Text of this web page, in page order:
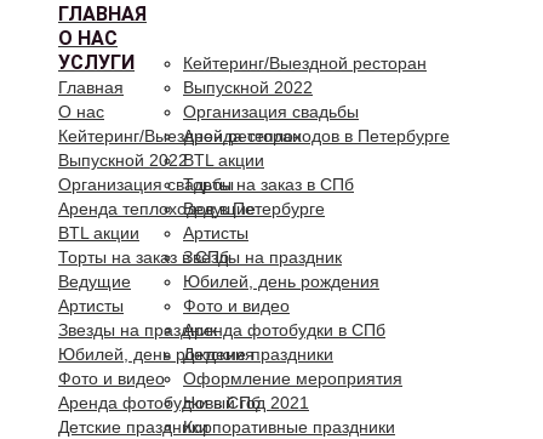
ГЛАВНАЯ
О НАС
УСЛУГИ
Кейтеринг/Выездной ресторан
Выпускной 2022
Организация свадьбы
Аренда теплоходов в Петербурге
BTL акции
Торты на заказ в СПб
Ведущие
Артисты
Звезды на праздник
Юбилей, день рождения
Фото и видео
Аренда фотобудки в СПб
Детские праздники
Оформление мероприятия
Новый год 2021
Корпоративные праздники
Главная
О нас
Кейтеринг/Выездной ресторан
Выпускной 2022
Организация свадьбы
Аренда теплоходов в Петербурге
BTL акции
Торты на заказ в СПб
Ведущие
Артисты
Звезды на праздник
Юбилей, день рождения
Фото и видео
Аренда фотобудки в СПб
Детские праздники